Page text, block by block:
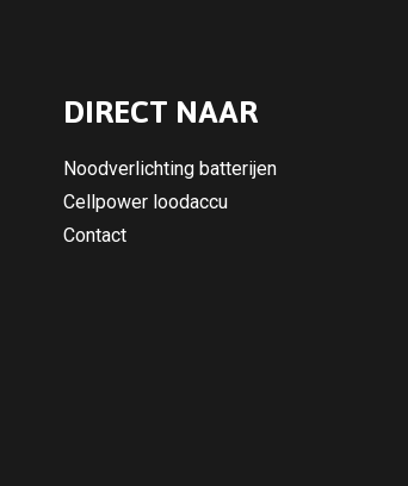
DIRECT NAAR
Noodverlichting batterijen
Cellpower loodaccu
Contact